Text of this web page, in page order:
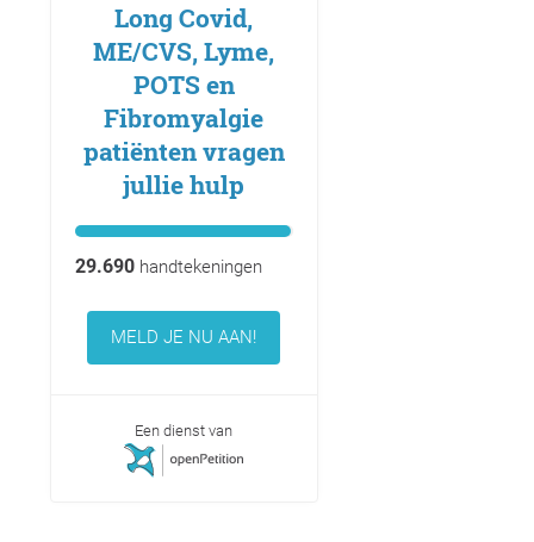
Long Covid,
ME/CVS, Lyme,
POTS en
Fibromyalgie
patiënten vragen
jullie hulp
29.690handtekeningen
MELD JE NU AAN!
Een dienst van